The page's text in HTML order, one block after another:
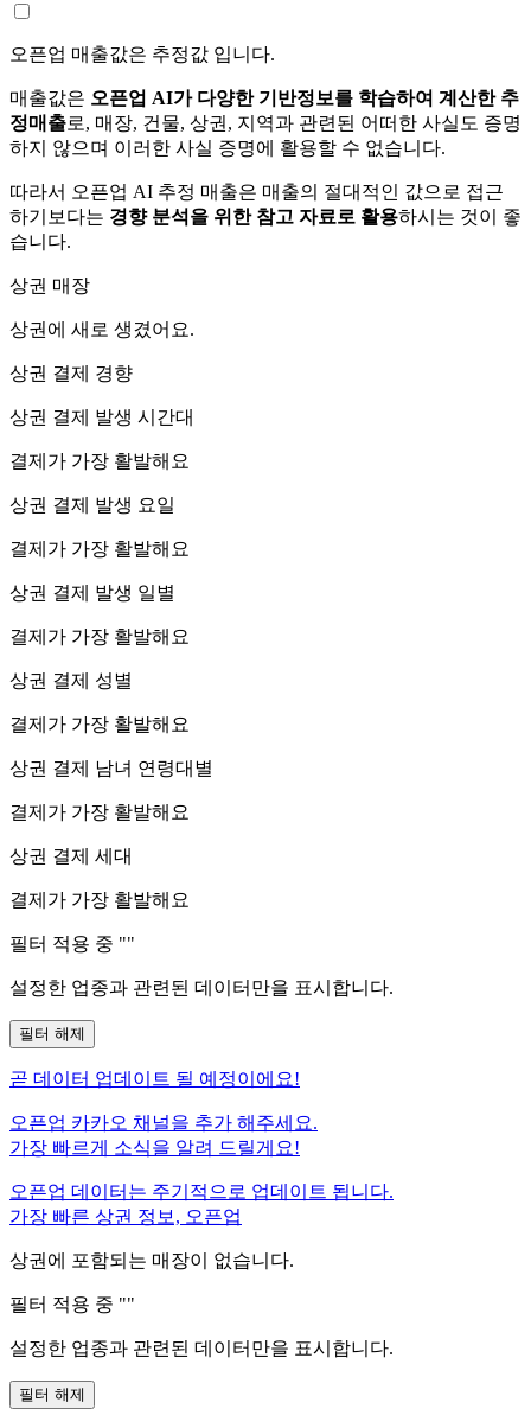
오픈업 매출값은 추정값 입니다.
매출값은 오픈업 AI가 다양한 기반정보를 학습하여 계산한 추
정매출로, 매장, 건물, 상권, 지역과 관련된 어떠한 사실도 증명
하지 않으며 이러한 사실 증명에 활용할 수 없습니다.
따라서 오픈업 AI 추정 매출은 매출의 절대적인 값으로 접근
하기보다는 경향 분석을 위한 참고 자료로 활용하시는 것이 좋
습니다.
상권 매장
상권에 새로 생겼어요.
상권 결제 경향
상권 결제 발생 시간대
결제가 가장 활발해요
상권 결제 발생 요일
결제가 가장 활발해요
상권 결제 발생 일별
결제가 가장 활발해요
상권 결제 성별
결제가 가장 활발해요
상권 결제 남녀 연령대별
결제가 가장 활발해요
상권 결제 세대
결제가 가장 활발해요
필터 적용 중 ""
설정한 업종과 관련된 데이터만을 표시합니다.
필터 해제
곧 데이터 업데이트 될 예정이에요!
오픈업 카카오 채널을 추가 해주세요.
가장 빠르게 소식을 알려 드릴게요!
오픈업 데이터는 주기적으로 업데이트 됩니다.
가장 빠른 상권 정보, 오픈업
상권에 포함되는 매장이 없습니다.
필터 적용 중 ""
설정한 업종과 관련된 데이터만을 표시합니다.
필터 해제